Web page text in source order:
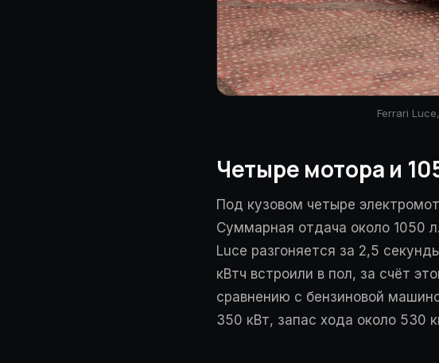
Ferrari
Четыре мотора и
Под кузовом четыре
Суммарная отдача около 1050
Luce разгоняется за 2,5
кВтч встроили в пол, за счёт
сравнению с бензиновой
350 кВт, запас хода около 530